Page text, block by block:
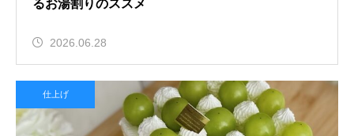
るお湯割りのススメ
2026.06.28
仕上げ